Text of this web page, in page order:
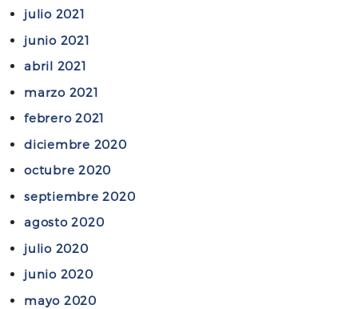
c
a
A
r
i
f
i
i
a
l
p
r
julio 2021
junio 2021
abril 2021
marzo 2021
febrero 2021
diciembre 2020
octubre 2020
septiembre 2020
agosto 2020
julio 2020
junio 2020
mayo 2020